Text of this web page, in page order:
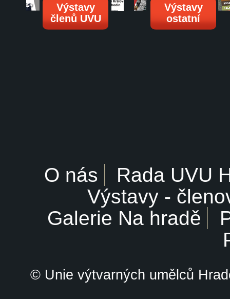
Výstavy
členů UVU
Výstavy
ostatní
O nás
Rada UVU
Výstavy -
Galerie Na hradě
© Unie výtvarných umělců